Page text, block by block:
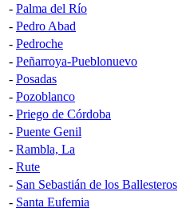
- Palma del Río
- Pedro Abad
- Pedroche
- Peñarroya-Pueblonuevo
- Posadas
- Pozoblanco
- Priego de Córdoba
- Puente Genil
- Rambla, La
- Rute
- San Sebastián de los Ballesteros
- Santa Eufemia